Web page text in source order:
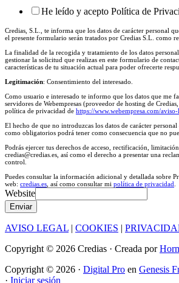
He leído y acepto Política de
Credias, S.L., te informa que los datos de carácter personal
el presente formulario serán tratados por Credias S.L. como
La finalidad de la recogida y tratamiento de los datos
gestionar la solicitud que realizas en este formulario de
características de tu situación actual para poder ofrecerte
Legitimación: Consentimiento del interesado.
Como usuario e interesado te informo que los datos que me
servidores de Webempresas (proveedor de hosting de
política de privacidad de https://www.webempresa.com/
El hecho de que no introduzcas los datos de carácter
como obligatorios podrá tener como consecuencia que no
Podrás ejercer tus derechos de acceso, rectificación,
credias@credias.es, así como el derecho a presentar una
control.
Puedes consultar la información adicional y detallada sobre
web: credias.es , así como consultar mi política de privacidad
Website
Enviar
AVISO LEGAL | COOKIES |
Copyright © 2026 Credias · Creada por
Copyright © 2026 · Digital Pro en Genesis
· Iniciar sesión